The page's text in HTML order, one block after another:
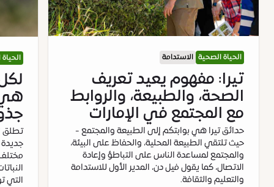
الحياة الصحية الاستدامة
تيرا: مفهوم يعيد تعريف
الصحة، والطبيعة، والروابط
مع المجتمع في الإمارات
حدائق تيرا هي بوابتكم إلى الطبيعة والمجتمع -
حيث تلتقي الطبيعة المحلية، والحفاظ على البيئة،
والمجتمع لمساعدة الناس على التباطؤ وإعادة
الاتصال، كما يقول فيل دن، المدير الأول للاستدامة
والتعليم والثقافة.
هي
تطلق
مختلف
التي